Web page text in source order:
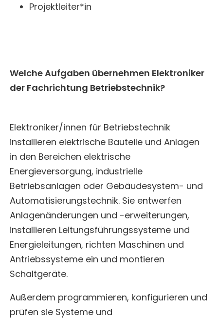
Projektleiter*in
Welche Aufgaben übernehmen Elektroniker
der Fachrichtung Betriebstechnik?
Elektroniker/innen für Betriebstechnik
installieren elektrische Bauteile und Anlagen
in den Bereichen elektrische
Energieversorgung, industrielle
Betriebsanlagen oder Gebäudesystem- und
Automatisierungstechnik. Sie entwerfen
Anlagenänderungen und -erweiterungen,
installieren Leitungsführungssysteme und
Energieleitungen, richten Maschinen und
Antriebssysteme ein und montieren
Schaltgeräte.
Außerdem programmieren, konfigurieren und
prüfen sie Systeme und